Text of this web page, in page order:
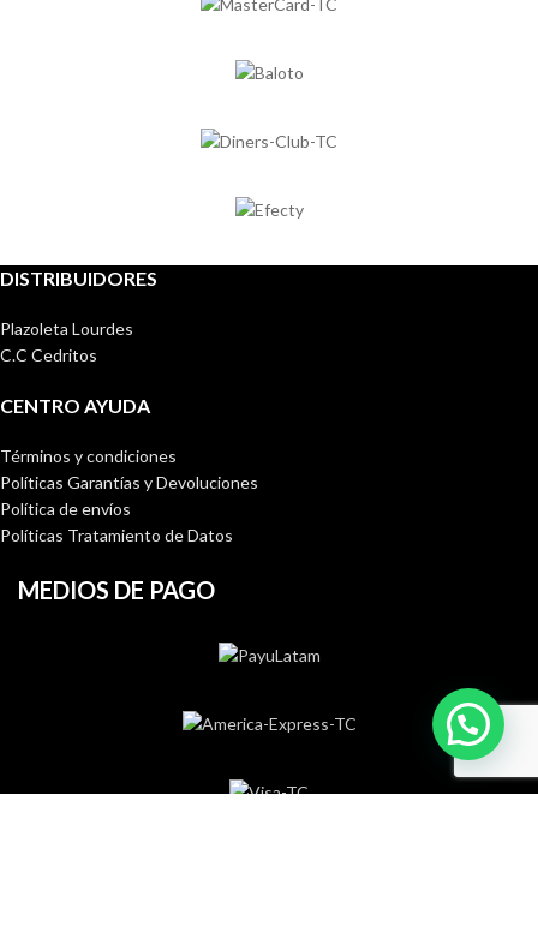
DISTRIBUIDORES
Plazoleta Lourdes
C.C Cedritos
CENTRO AYUDA
Términos y condiciones
Políticas Garantías y Devoluciones
Política de envíos
Políticas Tratamiento de Datos
MEDIOS DE PAGO